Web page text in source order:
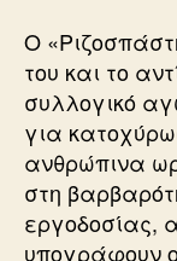
Ο
του και το
συλλογικό
για
ανθρώπινα
στη
εργοδοσίας,
υπογράφουν